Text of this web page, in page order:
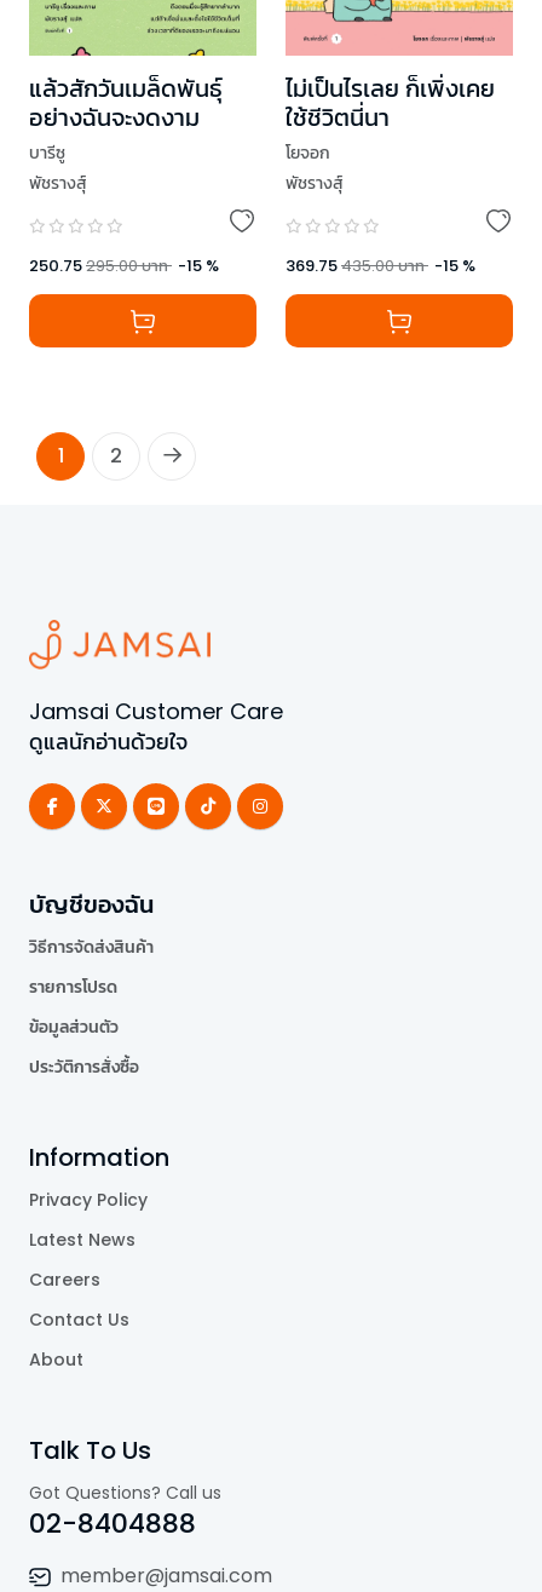
แล้วสักวันเมล็ดพันธุ์
อย่างฉันจะงดงาม
บารีซู
พัชรางสุ์
250.75295.00บาท -15 %
ไม่เป็นไรเลย ก็เพิ่งเคย
ใช้ชีวิตนี่นา
โยจอก
พัชรางสุ์
369.75435.00บาท -15 %
1 2
Jamsai Customer Care
ดูแลนักอ่านด้วยใจ
บัญชีของฉัน
วิธีการจัดส่งสินค้า
รายการโปรด
ข้อมูลส่วนตัว
ประวัติการสั่งซื้อ
Information
Privacy Policy
Latest News
Careers
Contact Us
About
Talk To Us
Got Questions? Call us
02-8404888
member@jamsai.com